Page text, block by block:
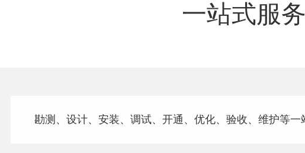
一站式服务
勘测、设计、安装、调试、开通、优化、验收、维护等一